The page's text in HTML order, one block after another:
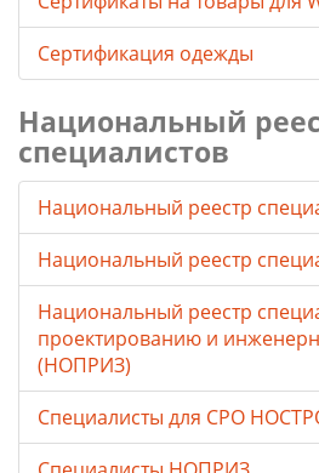
Сертификация одежды
Национальный
специалистов
Национальный реестр
Национальный реестр
Национальный реестр
проектированию и
(НОПРИЗ)
Специалисты для СРО